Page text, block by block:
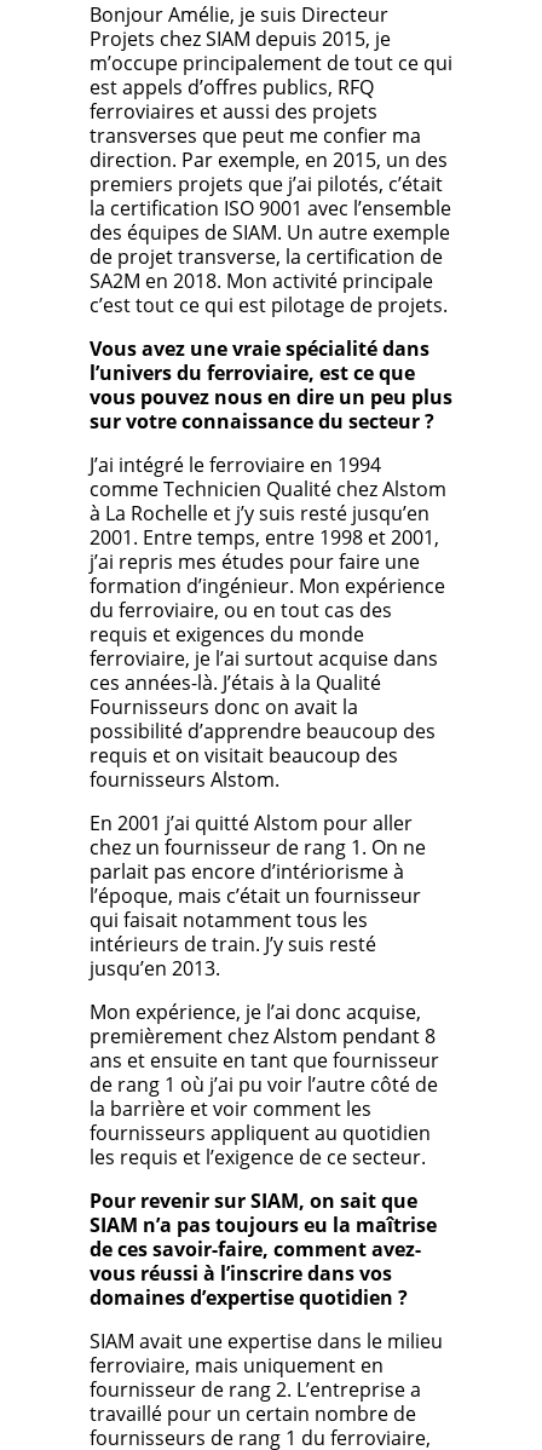
Bonjour Amélie, je suis Directeur
Projets chez SIAM depuis 2015, je
m’occupe principalement de tout ce qui
est appels d’offres publics, RFQ
ferroviaires et aussi des projets
transverses que peut me confier ma
direction. Par exemple, en 2015, un des
premiers projets que j’ai pilotés, c’était
la certification ISO 9001 avec l’ensemble
des équipes de SIAM. Un autre exemple
de projet transverse, la certification de
SA2M en 2018. Mon activité principale
c’est tout ce qui est pilotage de projets.
Vous avez une vraie spécialité dans
l’univers du ferroviaire, est ce que
vous pouvez nous en dire un peu plus
sur votre connaissance du secteur ?
J’ai intégré le ferroviaire en 1994
comme Technicien Qualité chez Alstom
à La Rochelle et j’y suis resté jusqu’en
2001. Entre temps, entre 1998 et 2001,
j’ai repris mes études pour faire une
formation d’ingénieur. Mon expérience
du ferroviaire, ou en tout cas des
requis et exigences du monde
ferroviaire, je l’ai surtout acquise dans
ces années-là. J’étais à la Qualité
Fournisseurs donc on avait la
possibilité d’apprendre beaucoup des
requis et on visitait beaucoup des
fournisseurs Alstom.
En 2001 j’ai quitté Alstom pour aller
chez un fournisseur de rang 1. On ne
parlait pas encore d’intériorisme à
l’époque, mais c’était un fournisseur
qui faisait notamment tous les
intérieurs de train. J’y suis resté
jusqu’en 2013.
Mon expérience, je l’ai donc acquise,
premièrement chez Alstom pendant 8
ans et ensuite en tant que fournisseur
de rang 1 où j’ai pu voir l’autre côté de
la barrière et voir comment les
fournisseurs appliquent au quotidien
les requis et l’exigence de ce secteur.
Pour revenir sur SIAM, on sait que
SIAM n’a pas toujours eu la maîtrise
de ces savoir-faire, comment avez-
vous réussi à l’inscrire dans vos
domaines d’expertise quotidien ?
SIAM avait une expertise dans le milieu
ferroviaire, mais uniquement en
fournisseur de rang 2. L’entreprise a
travaillé pour un certain nombre de
fournisseurs de rang 1 du ferroviaire,